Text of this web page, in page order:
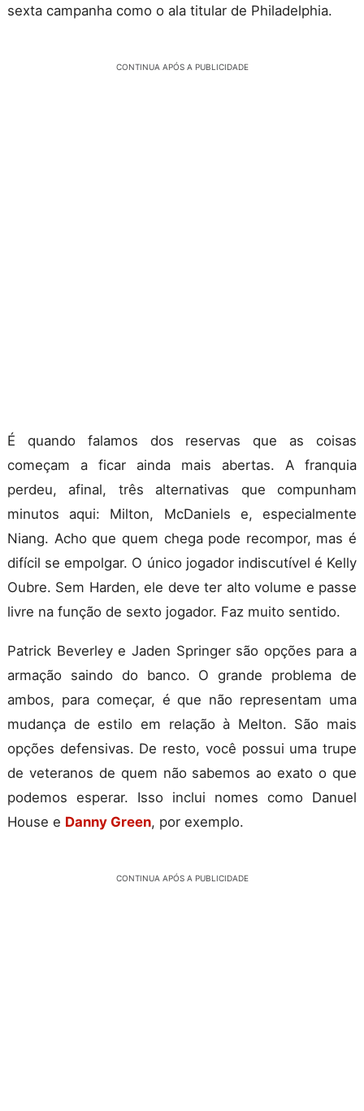
sexta campanha como o ala titular de Philadelphia.
CONTINUA APÓS A PUBLICIDADE
É quando falamos dos reservas que as coisas
começam a ficar ainda mais abertas. A franquia
perdeu, afinal, três alternativas que compunham
minutos aqui: Milton, McDaniels e, especialmente
Niang. Acho que quem chega pode recompor, mas é
difícil se empolgar. O único jogador indiscutível é Kelly
Oubre. Sem Harden, ele deve ter alto volume e passe
livre na função de sexto jogador. Faz muito sentido.
Patrick Beverley e Jaden Springer são opções para a
armação saindo do banco. O grande problema de
ambos, para começar, é que não representam uma
mudança de estilo em relação à Melton. São mais
opções defensivas. De resto, você possui uma trupe
de veteranos de quem não sabemos ao exato o que
podemos esperar. Isso inclui nomes como Danuel
House e Danny Green, por exemplo.
CONTINUA APÓS A PUBLICIDADE